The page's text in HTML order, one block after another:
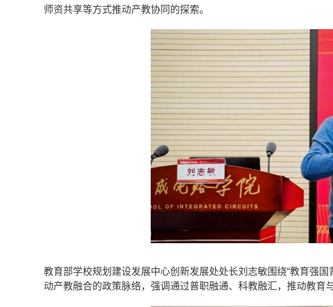
师资共享等方式推动产教协同的探索。
教育部学校规划建设发展中心创新发展处处长刘志敏围绕“教育强
动产教融合的政策脉络，强调通过普职融通、科教融汇，推动教育